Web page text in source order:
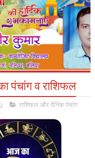
पंचांग व राशिफल
राशिफल और दैनिक पंचांग